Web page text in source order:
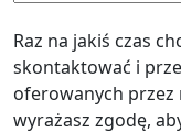
Raz na jakiś czas
skontaktować i
oferowanych przez
wyrażasz zgodę,